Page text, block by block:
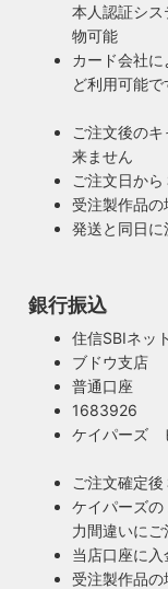
暮らしを照ら
ジスタイル
照明は暮らしの名
計がダサいとイマ
がダサいだけでせ
のインテリアや工
て飽きの来ない無
イルでの提案にこ
◆もっと詳しく見
安心のPSE適
ハイロミドットコ
合格した照明です
のオリジナル照明
の古い照明も安心
して近畿経済産業
本人認証シ
物可能
カード会社
ど利用可能で
ご注文後の
来ません
ご注文日から
受注製作品の
発送と同日に
銀行振込
住信SBIネッ
ブドウ支店
普通口座
1683926
ケイパーズ
ご注文確定後
ケイパーズの
力間違いに
当店口座に
受注製作品